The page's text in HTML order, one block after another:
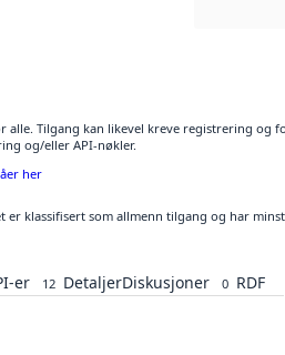
Tilgang kan likevel kreve registrering og
og/eller API-nøkler.
her
er klassifisert som allmenn tilgang og har
er 12 DetaljerDiskusjoner 0 RDF